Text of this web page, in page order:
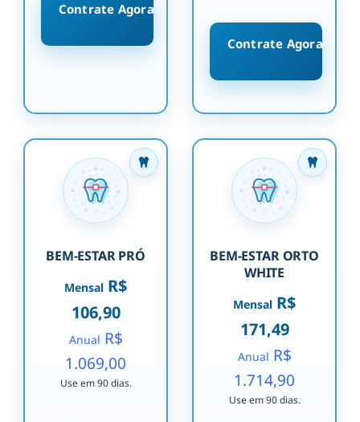
Contrate Agora
Contrate Agora
BEM-ESTAR PRÓ
Mensal R$
106,90
Anual R$
1.069,00
Use em 90 dias.
BEM-ESTAR ORTO
WHITE
Mensal R$
171,49
Anual R$
1.714,90
Use em 90 dias.